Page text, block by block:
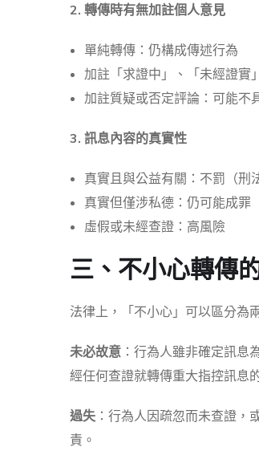
2. 轉傳時有無加註個人意見
單純轉傳：仍構成傳述行為
加註「求證中」、「未經證實
加註質疑或否定評論：可能不
3. 訊息內容的真實性
真實且與公益有關：不罰（刑
真實但僅涉私德：仍可能成罪
虛假或未經查證：高風險
三、不小心轉傳
法律上，「不小心」可以區分為
未必故意 ：行為人雖非確定訊
經任何查證就轉傳重大指控訊息
過失：行為人因疏忽而未查證，
責。